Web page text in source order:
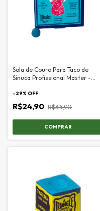
Sola de Couro Para Taco de
Sinuca Profissional Master -
-29% OFF
R$24,90 R$34,90